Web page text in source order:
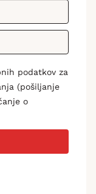
podatkov za
(pošiljanje
o